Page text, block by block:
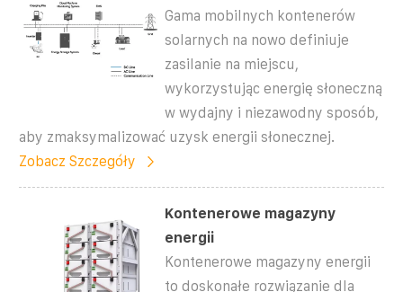
Gama mobilnych kontenerów
solarnych na nowo definiuje
zasilanie na miejscu,
wykorzystując energię słoneczną
w wydajny i niezawodny sposób,
aby zmaksymalizować uzysk energii słonecznej.
Zobacz Szczegóły
Kontenerowe magazyny
energii
Kontenerowe magazyny energii
to doskonałe rozwiązanie dla